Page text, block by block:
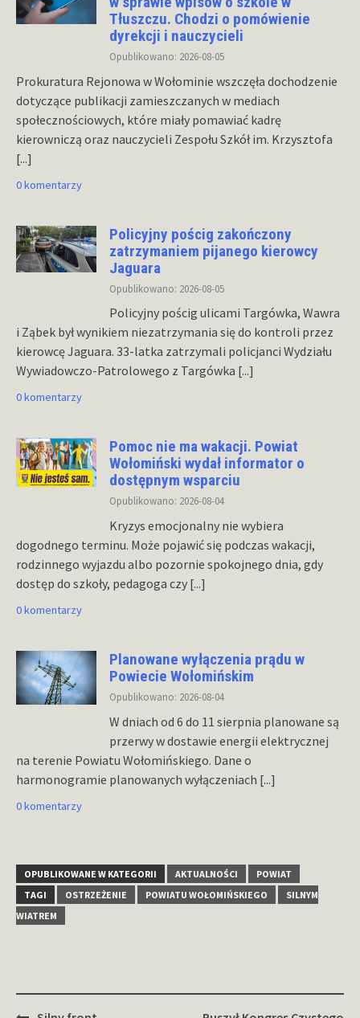
Tłuszczu. Chodzi o pomówienie
dyrekcji i nauczycieli
Opublikowano: 2026-08-05
Prokuratura Rejonowa w Wołominie wszczęła dochodzenie
dotyczące publikacji zamieszczanych w mediach
społecznościowych, które miały pomawiać kadrę
kierowniczą oraz nauczycieli Zespołu Szkół im. Krzysztofa
[...]
0 komentarzy
Policyjny pościg zakończony
zatrzymaniem pijanego kierowcy
Jaguara
Opublikowano: 2026-08-05
Policyjny pościg ulicami Targówka, Wawra
i Ząbek był wynikiem niezatrzymania się do kontroli przez
kierowcę Jaguara. 33-latka zatrzymali policjanci Wydziału
Wywiadowczo-Patrolowego z Targówka [...]
0 komentarzy
Pomoc nie ma wakacji. Powiat
Wołomiński wydał informator o
dostępnym wsparciu
Opublikowano: 2026-08-04
Kryzys emocjonalny nie wybiera
dogodnego terminu. Może pojawić się podczas wakacji,
rodzinnego wyjazdu albo pozornie spokojnego dnia, gdy
dostęp do szkoły, pedagoga czy [...]
0 komentarzy
Planowane wyłączenia prądu w
Powiecie Wołomińskim
Opublikowano: 2026-08-04
W dniach od 6 do 11 sierpnia planowane są
przerwy w dostawie energii elektrycznej
na terenie Powiatu Wołomińskiego. Dane o
harmonogramie planowanych wyłączeniach [...]
0 komentarzy
OPUBLIKOWANE W KATEGORII AKTUALNOŚCI
POWIAT
TAGI
OSTRZEŻENIE POWIATU WOŁOMIŃSKIEGO
SILNYM
WIATREM